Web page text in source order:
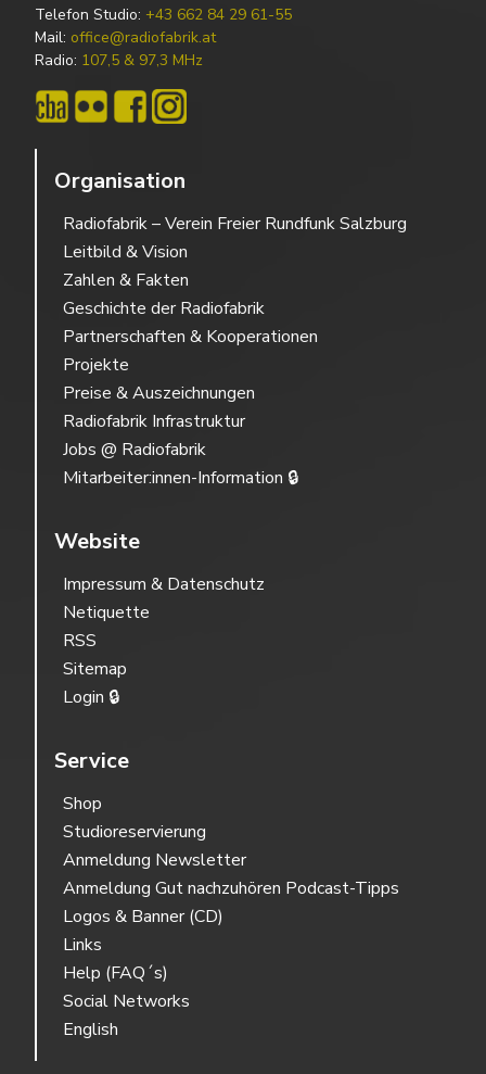
Telefon Studio: +43 662 84 29 61-55
Mail: office@radiofabrik.at
Radio: 107,5 & 97,3 MHz
Organisation
Radiofabrik – Verein Freier Rundfunk Salzburg
Leitbild & Vision
Zahlen & Fakten
Geschichte der Radiofabrik
Partnerschaften & Kooperationen
Projekte
Preise & Auszeichnungen
Radiofabrik Infrastruktur
Jobs @ Radiofabrik
Mitarbeiter:innen-Information 🔒
Website
Impressum & Datenschutz
Netiquette
RSS
Sitemap
Login 🔒
Service
Shop
Studioreservierung
Anmeldung Newsletter
Anmeldung Gut nachzuhören Podcast-Tipps
Logos & Banner (CD)
Links
Help (FAQ´s)
Social Networks
English